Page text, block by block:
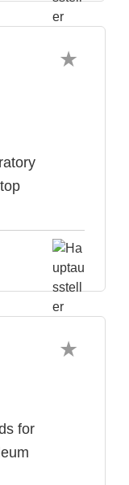
for